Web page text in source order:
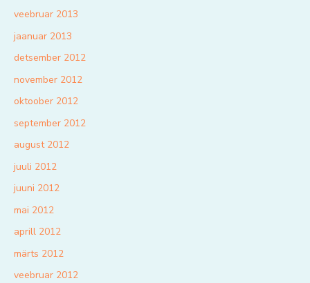
veebruar 2013
jaanuar 2013
detsember 2012
november 2012
oktoober 2012
september 2012
august 2012
juuli 2012
juuni 2012
mai 2012
aprill 2012
märts 2012
veebruar 2012